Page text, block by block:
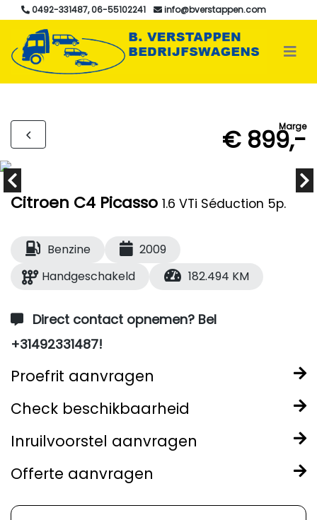
0492-331487, 06-55102241 info@bverstappen.com
Marge
€ 899,-
Citroen C4 Picasso 1.6 VTi Séduction 5p.
Benzine
2009
Handgeschakeld
182.494 KM
Direct contact opnemen? Bel
+31492331487!
Proefrit aanvragen
Check beschikbaarheid
Inruilvoorstel aanvragen
Offerte aanvragen